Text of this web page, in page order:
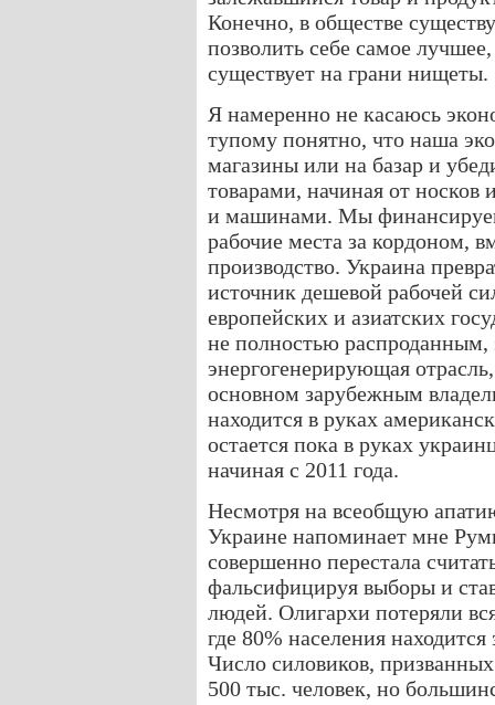
Конечно, в обществе
позволить себе самое
существует на грани нищеты.
Я намеренно не касаюсь
тупому понятно, что наша
магазины или на базар и
товарами, начиная от носков
и машинами. Мы
рабочие места за кордоном,
производство. Украина
источник дешевой рабочей
европейских и азиатских
не полностью распроданным,
энергогенерирующая
основном зарубежным
находится в руках
остается пока в руках
начиная с 2011 года.
Несмотря на всеобщую
Украине напоминает мне
совершенно перестала
фальсифицируя выборы и
людей. Олигархи потеряли
где 80% населения
Число силовиков,
500 тыс. человек, но